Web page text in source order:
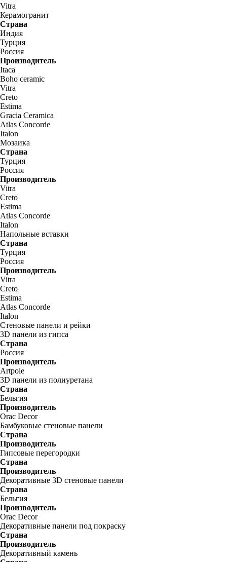
Vitra
Керамогранит
Страна
Индия
Турция
Россия
Производитель
Itaca
Boho ceramic
Vitra
Creto
Estima
Gracia Ceramica
Atlas Concorde
Italon
Мозаика
Страна
Турция
Россия
Производитель
Vitra
Creto
Estima
Atlas Concorde
Italon
Напольные вставки
Страна
Турция
Россия
Производитель
Vitra
Creto
Estima
Atlas Concorde
Italon
Стеновые панели и рейки
3D панели из гипса
Страна
Россия
Производитель
Artpole
3D панели из полиуретана
Страна
Бельгия
Производитель
Orac Decor
Бамбуковые стеновые панели
Страна
Производитель
Гипсовые перегородки
Страна
Производитель
Декоративные 3D стеновые панели
Страна
Бельгия
Производитель
Orac Decor
Декоративные панели под покраску
Страна
Производитель
Декоративный камень